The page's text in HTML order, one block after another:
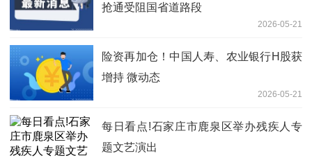
抢通受阻国省道路段
2026-05-21
险资再加仓！中国人寿、农业银行H股获
增持 微动态
2026-05-21
每日看点!石家庄市鹿泉区举办残疾人专
题文艺演出